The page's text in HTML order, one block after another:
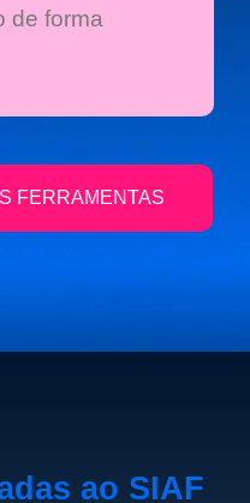
de forma
FERRAMENTAS
ao SIAF